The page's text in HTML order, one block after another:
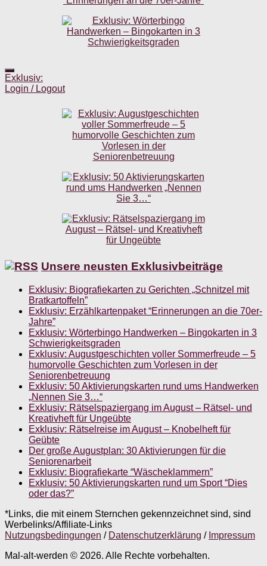
Exklusiv:
Login / Logout
Unsere neusten Exklusivbeiträge
Exklusiv: Biografiekarten zu Gerichten „Schnitzel mit
Bratkartoffeln”
Exklusiv: Erzählkartenpaket “Erinnerungen an die 70er-
Jahre”
Exklusiv: Wörterbingo Handwerken – Bingokarten in 3
Schwierigkeitsgraden
Exklusiv: Augustgeschichten voller Sommerfreude – 5
humorvolle Geschichten zum Vorlesen in der
Seniorenbetreuung
Exklusiv: 50 Aktivierungskarten rund ums Handwerken
„Nennen Sie 3…“
Exklusiv: Rätselspaziergang im August – Rätsel- und
Kreativheft für Ungeübte
Exklusiv: Rätselreise im August – Knobelheft für
Geübte
Der große Augustplan: 30 Aktivierungen für die
Seniorenarbeit
Exklusiv: Biografiekarte “Wäscheklammern”
Exklusiv: 50 Aktivierungskarten rund um Sport “Dies
oder das?”
*Links, die mit einem Sternchen gekennzeichnet sind, sind
Werbelinks/Affiliate-Links
Nutzungsbedingungen / Datenschutzerklärung / Impressum
Mal-alt-werden © 2026. Alle Rechte vorbehalten.